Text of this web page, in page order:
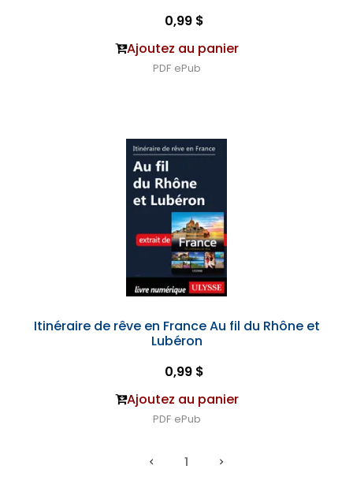
0,99 $
Ajoutez au panier
PDF ePub
Itinéraire de rêve en France Au fil du Rhône et
Lubéron
0,99 $
Ajoutez au panier
PDF ePub
1